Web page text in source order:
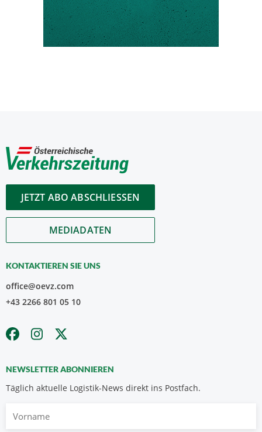
JETZT ABO ABSCHLIESSEN
MEDIADATEN
KONTAKTIEREN SIE UNS
office@oevz.com
+43 2266 801 05 10
NEWSLETTER ABONNIEREN
Täglich aktuelle Logistik-News direkt ins Postfach.